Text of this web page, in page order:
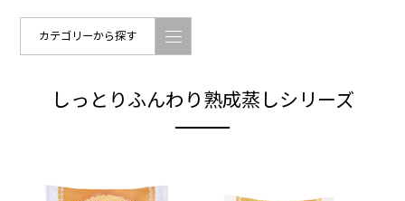
カテゴリーから探す
しっとりふんわり熟成蒸しシリーズ